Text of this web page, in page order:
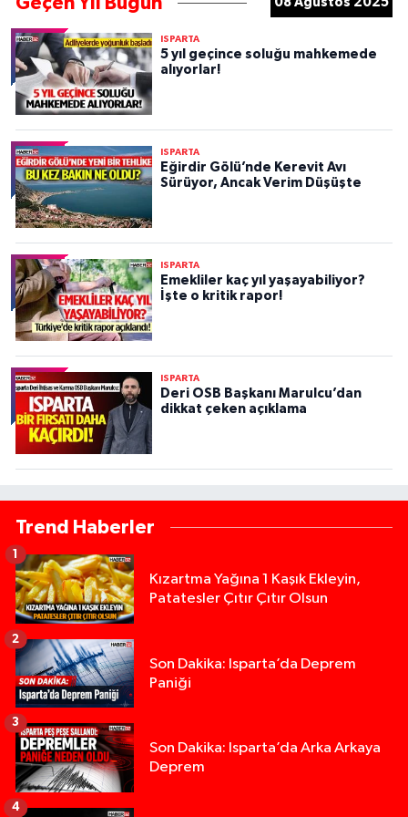
ISPARTA
5 yıl geçince soluğu mahkemede
alıyorlar!
ISPARTA
Eğirdir Gölü’nde Kerevit Avı
Sürüyor, Ancak Verim Düşüşte
ISPARTA
Emekliler kaç yıl yaşayabiliyor?
İşte o kritik rapor!
ISPARTA
Deri OSB Başkanı Marulcu’dan
dikkat çeken açıklama
Trend Haberler
Kızartma Yağına 1 Kaşık Ekleyin,
Patatesler Çıtır Çıtır Olsun
1
Son Dakika: Isparta’da Deprem
Paniği
2
Son Dakika: Isparta’da Arka Arkaya
Deprem
3
4